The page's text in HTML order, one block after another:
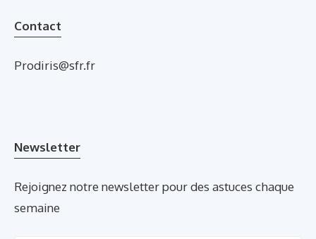
Contact
Prodiris@sfr.fr
Newsletter
Rejoignez notre newsletter pour des astuces chaque
semaine